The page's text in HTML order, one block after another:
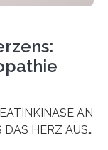
AN
DAS HERZ AUS